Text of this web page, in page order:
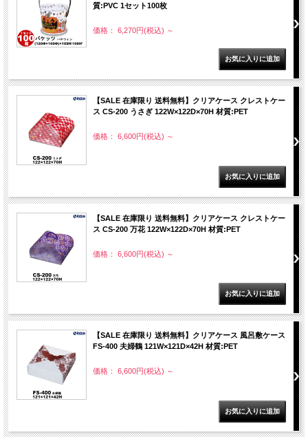
質:PVC 1セット100枚
価格： 6,270円(税込) ～
【SALE 在庫限り 送料無料】クリアケース クレストケー
ス CS-200 うさぎ 122W×122D×70H 材質:PET
価格： 6,600円(税込) ～
【SALE 在庫限り 送料無料】クリアケース クレストケー
ス CS-200 万花 122W×122D×70H 材質:PET
価格： 6,600円(税込) ～
【SALE 在庫限り 送料無料】クリアケース 風呂敷ケース
FS-400 夫婦鶴 121W×121D×42H 材質:PET
価格： 6,600円(税込) ～